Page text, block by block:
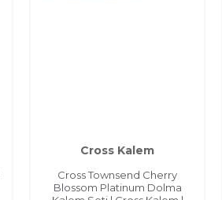
Cross Kalem
Cross Townsend Cherry
Blossom Platinum Dolma